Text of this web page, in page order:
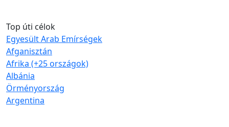
Top úti célok
Egyesült Arab Emírségek
Afganisztán
Afrika (+25 országok)
Albánia
Örményország
Argentina